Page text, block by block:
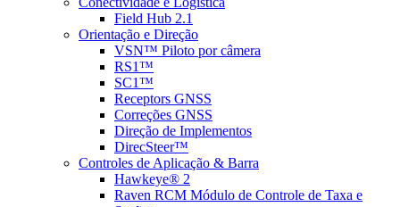
Field Hub 2.1
Orientação e Direção
VSN™ Piloto por câmera
RS1™
SC1™
Receptors GNSS
Correções GNSS
Direção de Implementos
DirecSteer™
Controles de Aplicação & Barra
Hawkeye® 2
Raven RCM Módulo de Controle de Taxa e